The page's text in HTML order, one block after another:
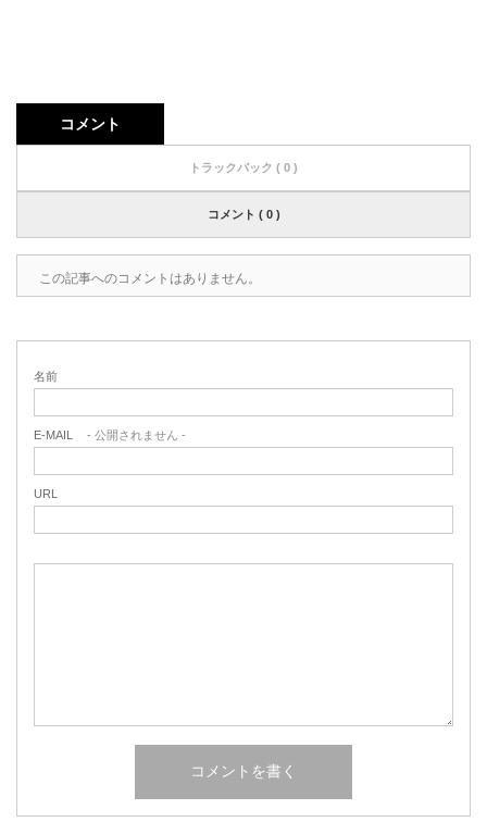
コメント
トラックバック ( 0 )
コメント ( 0 )
この記事へのコメントはありません。
名前
E-MAIL - 公開されません -
URL